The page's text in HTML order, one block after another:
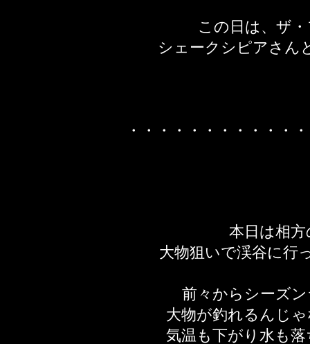
この日は、ザ
シェークシピアさん
・・・・・・・・・・・
本日は相
大物狙いで渓谷に行
前々からシーズ
大物が釣れるんじ
気温も下がり水も